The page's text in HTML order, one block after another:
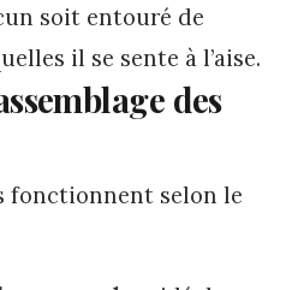
soit entouré de
il se sente à l’aise.
des
fonctionnent selon le